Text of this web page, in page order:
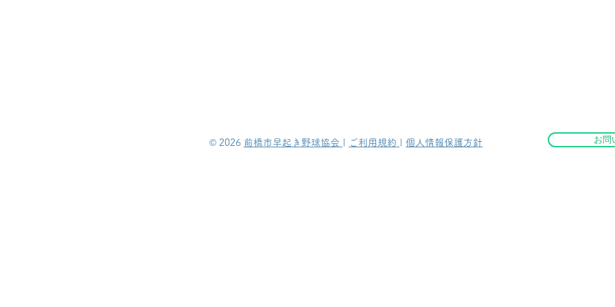
©︎ 2026 前橋市早起き野球協会 ご利用規約 個人情報保護方針 お問